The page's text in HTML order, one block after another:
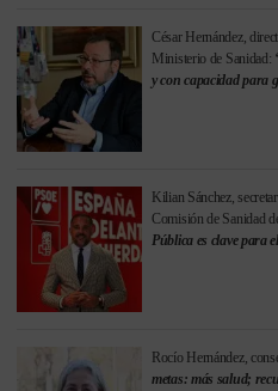
César Hernández,
Ministerio de Sanidad:
y con capacidad para
Kilian Sánchez,
Comisión de Sanidad
Pública es clave para
Rocío Hernández,
metas: más salud;